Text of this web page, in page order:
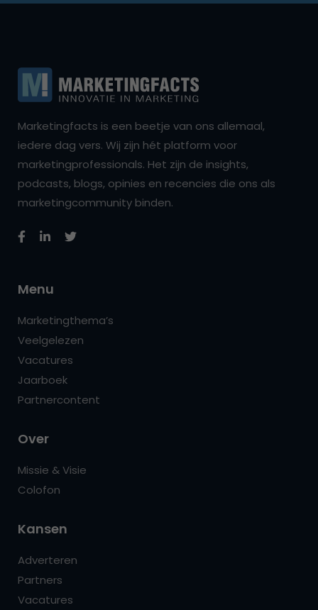
Marketingfacts is een beetje van ons allemaal,
iedere dag vers. Wij zijn hét platform voor
marketingprofessionals. Het zijn de insights,
podcasts, blogs, opinies en recencies die ons als
marketingcommunity binden.
Menu
Marketingthema’s
Veelgelezen
Vacatures
Jaarboek
Partnercontent
Over
Missie & Visie
Colofon
Kansen
Adverteren
Partners
Vacatures